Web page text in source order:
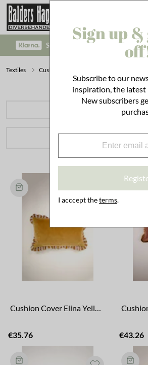
SAFE PAYMENT WITH KLARNA
Textiles Cushions
PRODUCT
€35.76 €43.26
Sign up &
Subscribe to our
inspiration, the latest
New subscribers
I acccept theterms.